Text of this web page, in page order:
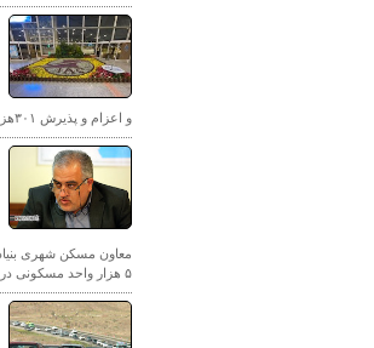
و اعزام و پذیرش ۳۰۱هزار و ۲۸۶ نفر مسافر در فرودگاه بین المللی شهید هاشمی نژاد مشهد ثبت شده است.
۵ هزار واحد مسکونی در سال گذشته تکمیل و تحویل شد.